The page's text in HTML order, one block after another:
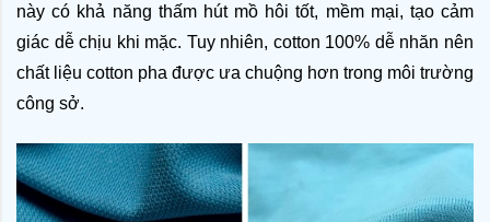
này có khả năng thấm hút mồ hôi tốt, mềm mại, tạo cảm
giác dễ chịu khi mặc. Tuy nhiên, cotton 100% dễ nhăn nên
chất liệu cotton pha được ưa chuộng hơn trong môi trường
công sở.